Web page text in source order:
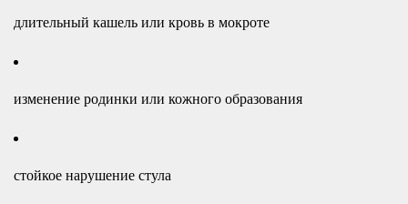
длительный кашель или кровь в мокроте
изменение родинки или кожного образования
стойкое нарушение стула